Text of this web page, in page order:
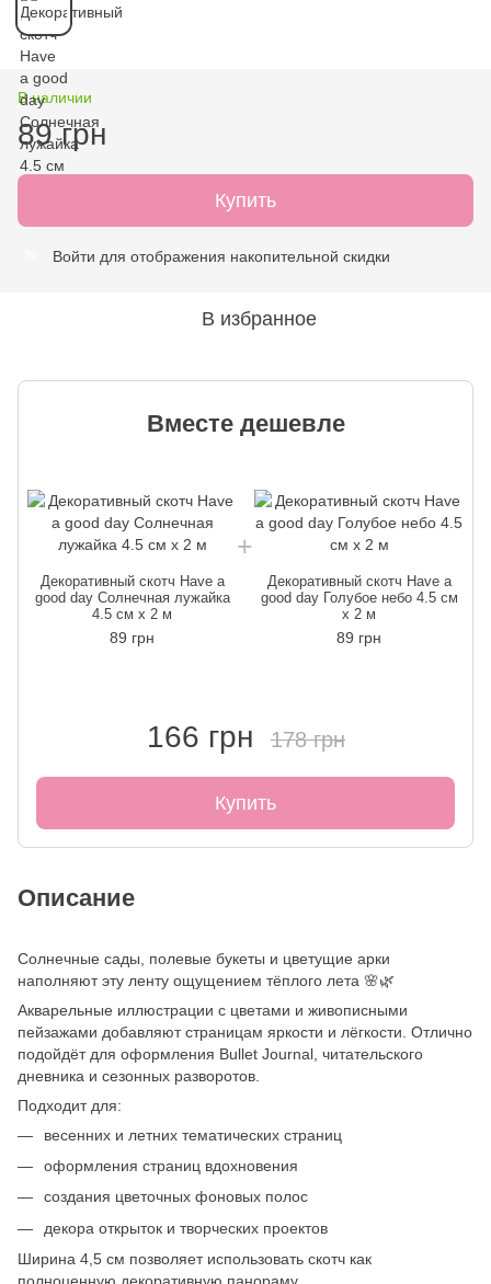
В наличии
89 грн
Купить
Войти для отображения накопительной скидки
В избранное
Вместе дешевле
Декоративный скотч Have a
good day Солнечная лужайка
4.5 см x 2 м
89 грн
Декоративный скотч Have a
good day Голубое небо 4.5 см
x 2 м
89 грн
166 грн 178 грн
Купить
Описание
Солнечные сады, полевые букеты и цветущие арки
наполняют эту ленту ощущением тёплого лета 🌸🌿
Акварельные иллюстрации с цветами и живописными
пейзажами добавляют страницам яркости и лёгкости. Отлично
подойдёт для оформления Bullet Journal, читательского
дневника и сезонных разворотов.
Подходит для:
весенних и летних тематических страниц
оформления страниц вдохновения
создания цветочных фоновых полос
декора открыток и творческих проектов
Ширина 4,5 см позволяет использовать скотч как